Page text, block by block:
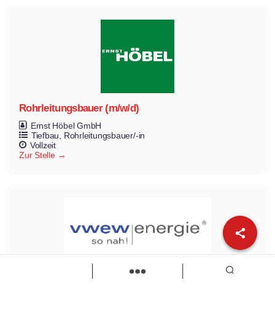
Rohrleitungsbauer (m/w/d)
Ernst Höbel GmbH
Tiefbau
Rohrleitungsbauer/-in
Vollzeit
Zur Stelle